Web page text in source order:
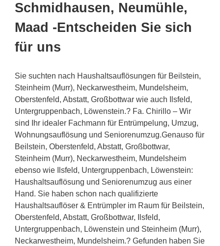
Schmidhausen, Neumühle,
Maad -Entscheiden Sie sich
für uns
Sie suchten nach Haushaltsauflösungen für Beilstein,
Steinheim (Murr), Neckarwestheim, Mundelsheim,
Oberstenfeld, Abstatt, Großbottwar wie auch Ilsfeld,
Untergruppenbach, Löwenstein.? Fa. Chirillo – Wir
sind Ihr idealer Fachmann für Entrümpelung, Umzug,
Wohnungsauflösung und Seniorenumzug.Genauso für
Beilstein, Oberstenfeld, Abstatt, Großbottwar,
Steinheim (Murr), Neckarwestheim, Mundelsheim
ebenso wie Ilsfeld, Untergruppenbach, Löwenstein:
Haushaltsauflösung und Seniorenumzug aus einer
Hand. Sie haben schon nach qualifizierte
Haushaltsauflöser & Entrümpler im Raum für Beilstein,
Oberstenfeld, Abstatt, Großbottwar, Ilsfeld,
Untergruppenbach, Löwenstein und Steinheim (Murr),
Neckarwestheim, Mundelsheim.? Gefunden haben Sie